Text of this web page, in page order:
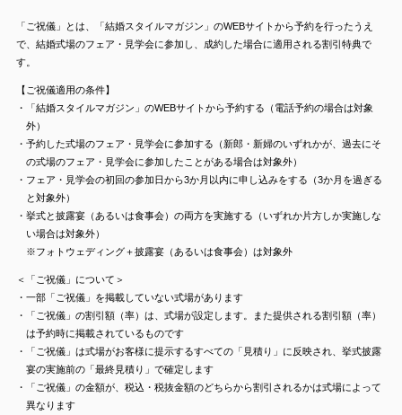
「ご祝儀」とは、「結婚スタイルマガジン」のWEBサイトから予約を行ったうえ
で、結婚式場のフェア・見学会に参加し、成約した場合に適用される割引特典で
す。
【ご祝儀適用の条件】
・「結婚スタイルマガジン」のWEBサイトから予約する（電話予約の場合は対象
外）
・予約した式場のフェア・見学会に参加する（新郎・新婦のいずれかが、過去にそ
の式場のフェア・見学会に参加したことがある場合は対象外）
・フェア・見学会の初回の参加日から3か月以内に申し込みをする（3か月を過ぎる
と対象外）
・挙式と披露宴（あるいは食事会）の両方を実施する（いずれか片方しか実施しな
い場合は対象外）
※フォトウェディング＋披露宴（あるいは食事会）は対象外
＜「ご祝儀」について＞
・一部「ご祝儀」を掲載していない式場があります
・「ご祝儀」の割引額（率）は、式場が設定します。また提供される割引額（率）
は予約時に掲載されているものです
・「ご祝儀」は式場がお客様に提示するすべての「見積り」に反映され、挙式披露
宴の実施前の「最終見積り」で確定します
・「ご祝儀」の金額が、税込・税抜金額のどちらから割引されるかは式場によって
異なります